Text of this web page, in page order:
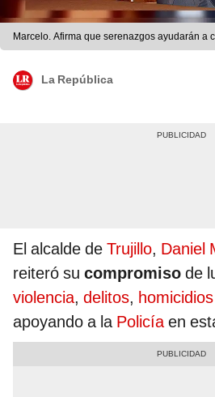
Marcelo. Afirma que serenazgos ayudarán a
La República
El alcalde de Trujillo, Daniel
reiteró su compromiso de
violencia, delitos, homicidios
apoyando a la Policíaen